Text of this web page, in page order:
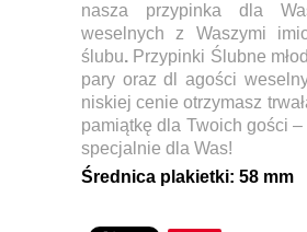
nasza przypinka dla
weselnych z Waszymi
ślubu. Przypinki Ślubne
pary oraz dl agości
niskiej cenie otrzymasz
pamiątkę dla Twoich gości
specjalnie dla Was!
Średnica plakietki: 58 mm